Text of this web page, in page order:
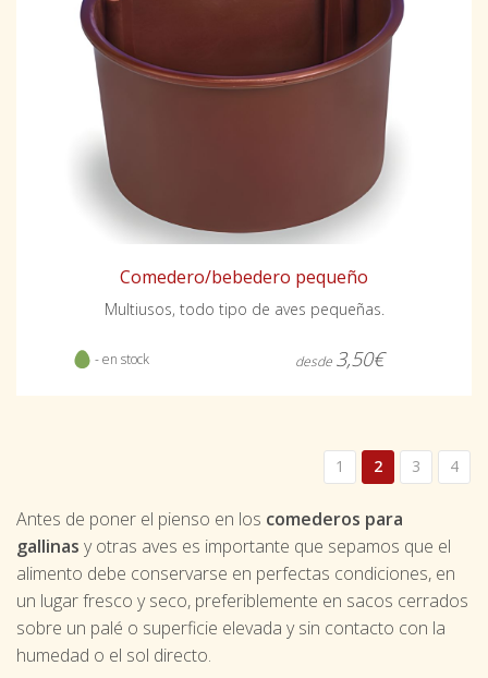
Comedero/bebedero pequeño
Multiusos, todo tipo de aves pequeñas.
- en stock desde 3,50€
1 2 3 4
Antes de poner el pienso en los comederos para
gallinas y otras aves es importante que sepamos que el
alimento debe conservarse en perfectas condiciones, en
un lugar fresco y seco, preferiblemente en sacos cerrados
sobre un palé o superficie elevada y sin contacto con la
humedad o el sol directo.